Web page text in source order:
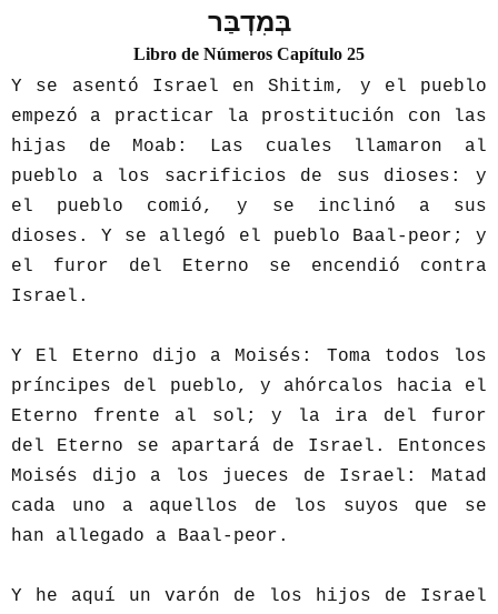
בְּמִדְבַּר
Libro de Números Capítulo 25
Y se asentó Israel en Shitim, y el pueblo
empezó a practicar la prostitución con las
hijas de Moab: Las cuales llamaron al
pueblo a los sacrificios de sus dioses: y
el pueblo comió, y se inclinó a sus
dioses. Y se allegó el pueblo Baal-peor; y
el furor del Eterno se encendió contra
Israel.
Y El Eterno dijo a Moisés: Toma todos los
príncipes del pueblo, y ahórcalos hacia el
Eterno frente al sol; y la ira del furor
del Eterno se apartará de Israel. Entonces
Moisés dijo a los jueces de Israel: Matad
cada uno a aquellos de los suyos que se
han allegado a Baal-peor.
Y he aquí un varón de los hijos de Israel